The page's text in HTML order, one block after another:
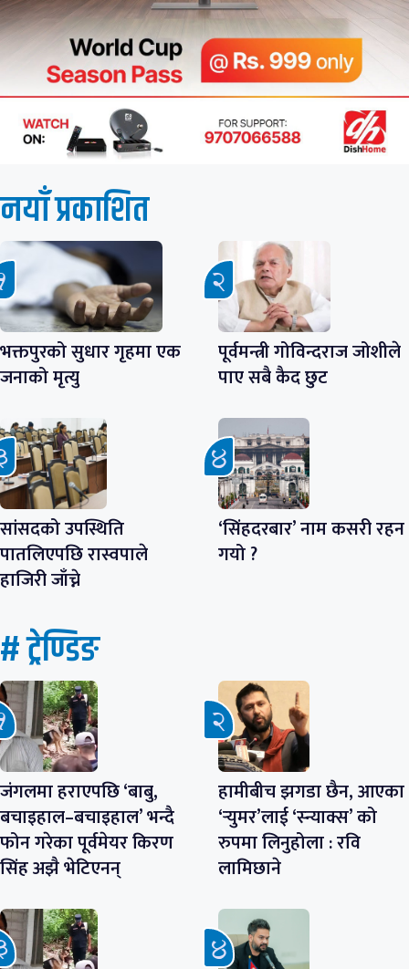
नयाँ प्रकाशित
भक्तपुरको सुधार गृहमा एक
जनाको मृत्यु
पूर्वमन्त्री गोविन्दराज जोशीले
पाए सबै कैद छुट
सांसदको उपस्थिति
पातलिएपछि रास्वपाले
हाजिरी जाँच्ने
‘सिंहदरबार’ नाम कसरी रहन
गयो ?
# ट्रेण्डिङ
जंगलमा हराएपछि ‘बाबु,
बचाइहाल–बचाइहाल’ भन्दै
फोन गरेका पूर्वमेयर किरण
सिंह अझै भेटिएनन्
हामीबीच झगडा छैन, आएका
‘र्‍युमर’लाई ‘स्न्याक्स’ को
रुपमा लिनुहोला : रवि
लामिछाने